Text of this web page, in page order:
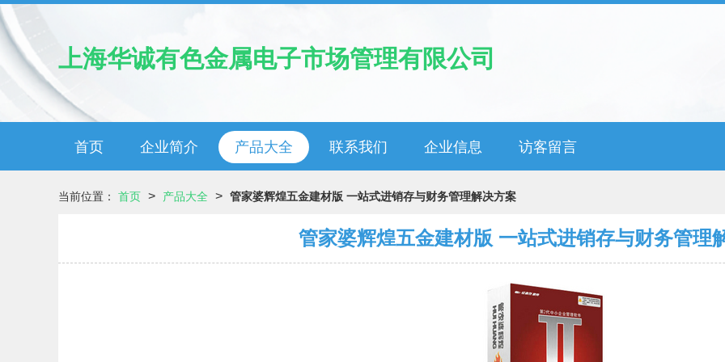
上海华诚有色金属电子市场管理有限公司
首页 企业简介 产品大全 联系我们 企业信息 访客留言
当前位置： 首页 > 产品大全 > 管家婆辉煌五金建材版 一站式进销存与财务管理解决方案
管家婆辉煌五金建材版 一站式进销存与财务管理